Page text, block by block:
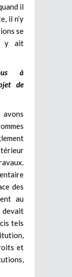
il
il n’y
se
y ait
à
de
avons
des
au
devait
tels
et